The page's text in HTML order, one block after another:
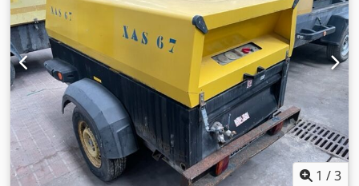
plūsma (FAD): 10,9-9,7 m³/min Darba spiediena diapazons:
5-14 bar Kompresora vadība ar elastīgu spiediena un
plūsmas regulēšanu: PACE Dzinēja marka/modelis: John
Deere / 4045HI551 Saspiestā gaisa apstrāde sastāv no:
gaisa pēcdzesētāja, ūdens atdalītāja un PD filtra Emisiju
klase: V stadija Cilindru skaits: 4
1 /3